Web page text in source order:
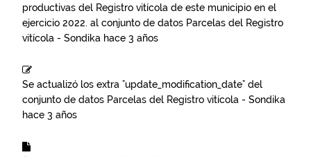
productivas del Registro vitícola de este municipio en el
ejercicio 2022. al conjunto de datos Parcelas del Registro
vitícola - Sondika hace 3 años
Se actualizó los extra "update_modification_date" del
conjunto de datos Parcelas del Registro vitícola - Sondika
hace 3 años